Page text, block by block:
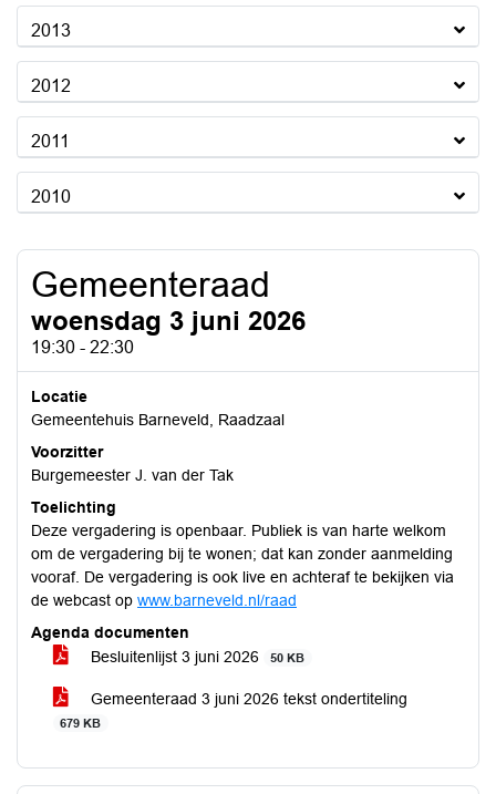
2013
2012
2011
2010
Gemeenteraad
woensdag 3 juni 2026
19:30 - 22:30
Locatie
Gemeentehuis Barneveld, Raadzaal
Voorzitter
Burgemeester J. van der Tak
Toelichting
Deze vergadering is openbaar. Publiek is van harte welkom
om de vergadering bij te wonen; dat kan zonder aanmelding
vooraf. De vergadering is ook live en achteraf te bekijken via
de webcast op www.barneveld.nl/raad
Agenda documenten
Besluitenlijst 3 juni 2026
50 KB
Gemeenteraad 3 juni 2026 tekst ondertiteling
679 KB